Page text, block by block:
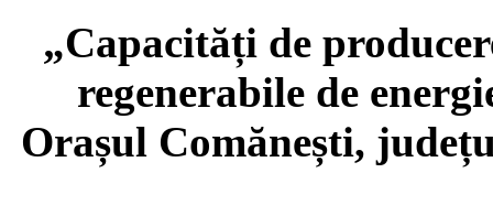
„Capacități de
regenerabile de
Orașul Comănești,